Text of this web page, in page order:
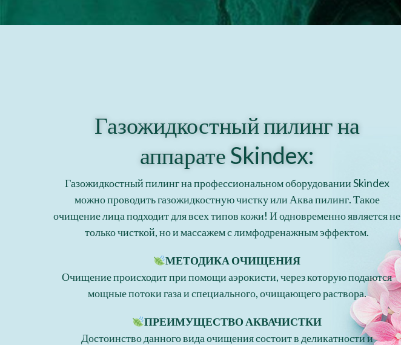
Газожидкостный пилинг на
аппарате Skindex:
Газожидкостный пилинг на профессиональном оборудовании Skindex
можно проводить газожидкостную чистку или Аква пилинг. Такое
очищение лица подходит для всех типов кожи! И одновременно является не
только чисткой, но и массажем с лимфодренажным эффектом.
МЕТОДИКА ОЧИЩЕНИЯ
Очищение происходит при помощи аэрокисти, через которую подаются
мощные потоки газа и специального, очищающего раствора.
ПРЕИМУЩЕСТВО АКВАЧИСТКИ
Достоинство данного вида очищения состоит в деликатности и